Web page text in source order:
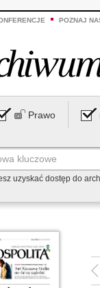
POZNAJ
Prawo
uzyskać dostęp do